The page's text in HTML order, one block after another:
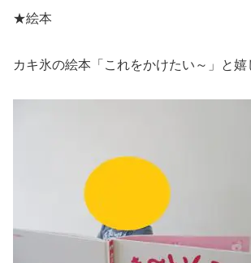
★絵本
カキ氷の絵本「これをかけたい～」と嬉